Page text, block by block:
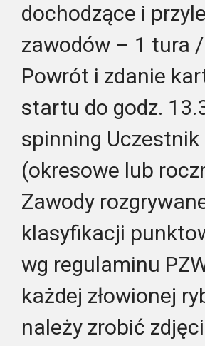
dochodzące i
zawodów – 1 tura
Powrót i zdanie
startu do godz.
spinning
(okresowe lub
Zawody
klasyfikacji
wg regulaminu
każdej złowionej
należy zrobić